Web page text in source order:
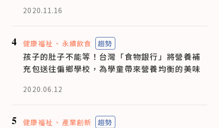
2020.11.16
4 健康福祉 永續飲食 趨勢
孩子的肚子不能等！台灣「食物銀行」將營養補
充包送往偏鄉學校，為學童帶來營養均衡的美味
2020.06.12
5 健康福祉 產業創新 趨勢